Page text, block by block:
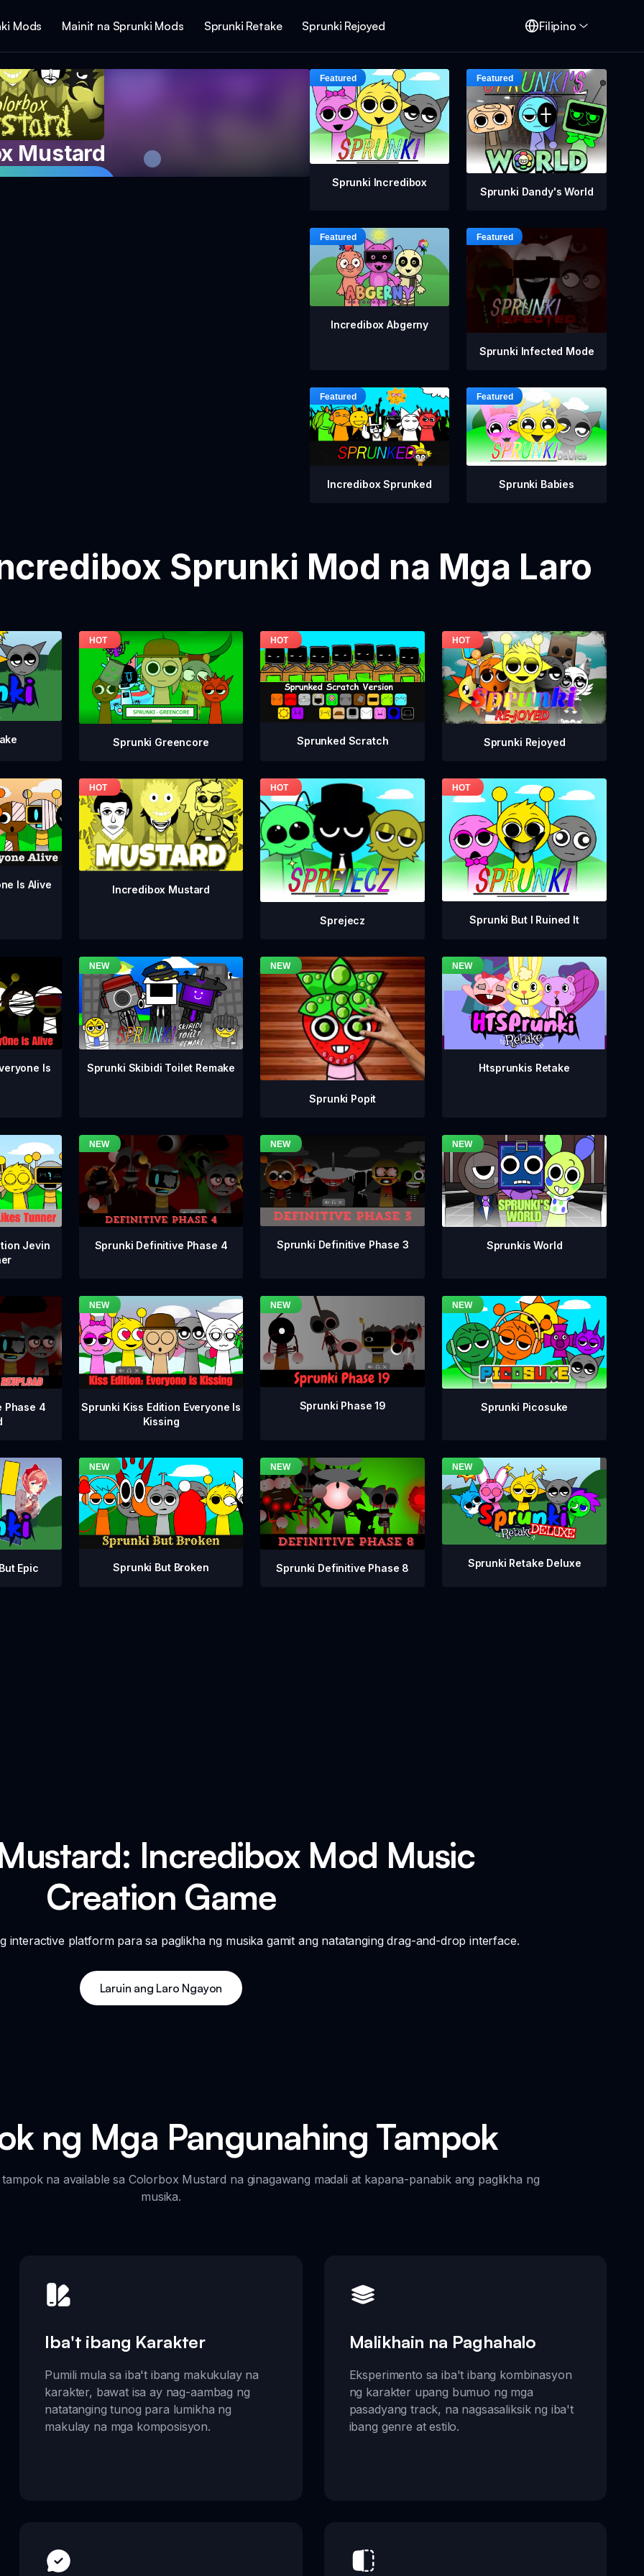
Mods Mainit na Sprunki Mods Sprunki Retake Sprunki Rejoyed Filipino
Mustard
Sprunki Incredibox
Sprunki Dandy's World
Incredibox Abgerny
Sprunki Infected Mode
Incredibox Sprunked Sprunki Babies
Sprunki Mod na Mga Laro
Sprunki Greencore Sprunked Scratch Sprunki Rejoyed
Is Alive Incredibox Mustard
Sprejecz Sprunki But I Ruined It
Is
Sprunki Skibidi Toilet Remake
Sprunki Popit
Htsprunkis Retake
Jevin
Sprunki Definitive Phase 4 Sprunki Definitive Phase 3 Sprunkis World
Phase 4
Sprunki Kiss Edition Everyone Is
Kissing
Sprunki Phase 19 Sprunki Picosuke
Epic Sprunki But Broken Sprunki Definitive Phase 8 Sprunki Retake Deluxe
Incredibox Mod Music
Creation Game
interactive platform para sa paglikha ng musika gamit ang natatanging drag-and-drop interface.
Laruin ang Laro Ngayon
ng Mga Pangunahing Tampok
na available sa Colorbox Mustard na ginagawang madali at kapana-panabik ang paglikha ng
musika.
Iba't ibang Karakter
Pumili mula sa iba't ibang makukulay na
karakter, bawat isa ay nag-aambag ng
natatanging tunog para lumikha ng
makulay na mga komposisyon.
Malikhain na Paghahalo
Eksperimento sa iba't ibang kombinasyon
ng karakter upang bumuo ng mga
pasadyang track, na nagsasaliksik ng iba't
ibang genre at estilo.